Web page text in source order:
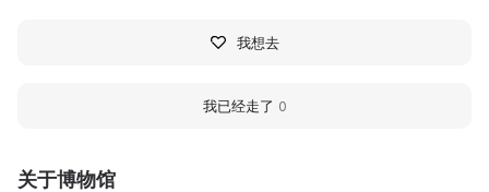
关于博物馆
我想去
我已经走了 0